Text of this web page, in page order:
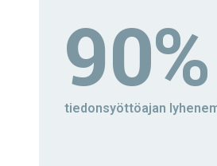
90%
tiedonsyöttöajan